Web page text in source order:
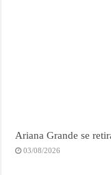
Ariana Grande se
03/08/2026